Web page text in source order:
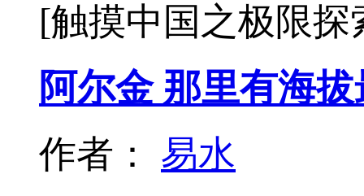
[触摸中国之极限探
阿尔金 那里有海
作者： 易水